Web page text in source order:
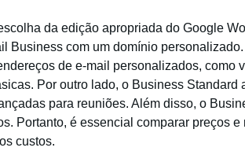
da edição apropriada do Google
Business com um domínio
de e-mail personalizados, como
Por outro lado, o Business Standard
para reuniões. Além disso, o
Portanto, é essencial comparar preços
custos.